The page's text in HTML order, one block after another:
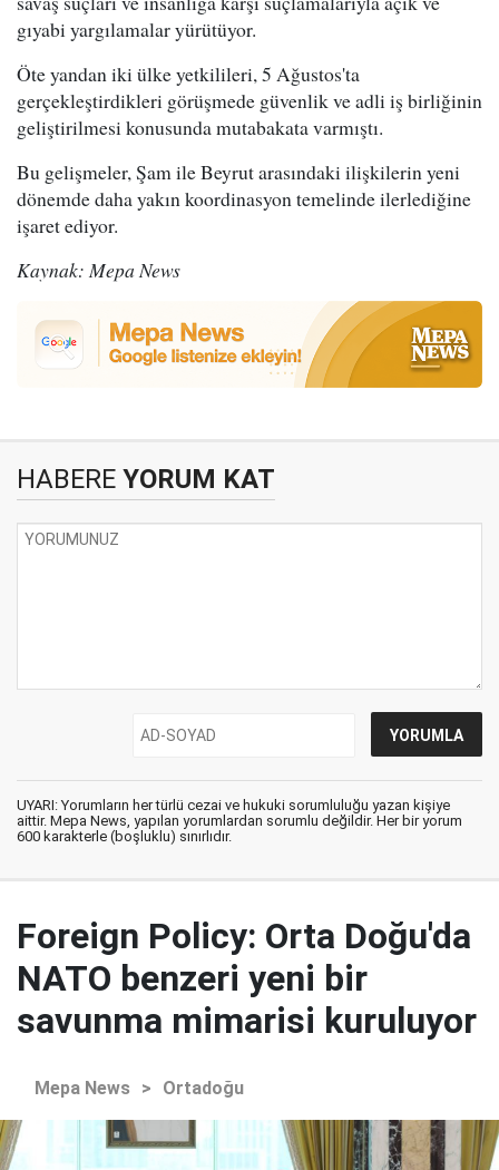
gıyabi yargılamalar yürütüyor.
Öte yandan iki ülke yetkilileri, 5 Ağustos'ta
gerçekleştirdikleri görüşmede güvenlik ve adli iş birliğinin
geliştirilmesi konusunda mutabakata varmıştı.
Bu gelişmeler, Şam ile Beyrut arasındaki ilişkilerin yeni
dönemde daha yakın koordinasyon temelinde ilerlediğine
işaret ediyor.
Kaynak: Mepa News
HABERE YORUM KAT
UYARI: Yorumların her türlü cezai ve hukuki sorumluluğu yazan kişiye
aittir. Mepa News, yapılan yorumlardan sorumlu değildir. Her bir yorum
600 karakterle (boşluklu) sınırlıdır.
Foreign Policy: Orta Doğu'da
NATO benzeri yeni bir
savunma mimarisi kuruluyor
Mepa News > Ortadoğu